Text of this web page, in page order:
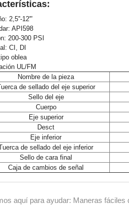
2,5''-12''’
API598
200-300 PSI
CI, DI
oblea
UL/FM
Nombre de la pieza
de sellado del eje superior
Sello del eje
Cuerpo
Eje superior
Desct
Eje inferior
de sellado del eje inferior
Sello de cara final
Caja de cambios de señal
aquí para ayudar: Maneras